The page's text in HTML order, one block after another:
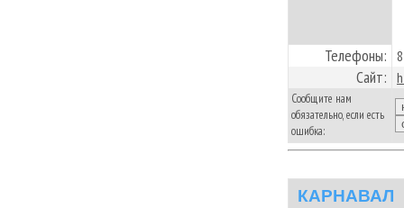
Телефоны:
Сайт:
Сообщите нам
обязательно, если есть
ошибка:
КАРНАВАЛ